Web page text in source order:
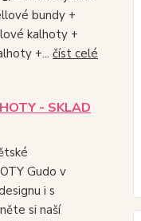
bundy +
kalhoty +
+... číst celé
- SKLAD
Gudo v
i s
si naší